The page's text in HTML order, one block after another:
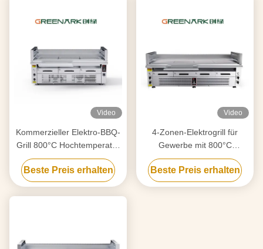
Video
Kommerzieller Elektro-BBQ-
Grill 800°C Hochtemperatur
3-Zonen-Kochen
Beste Preis erhalten
Video
4-Zonen-Elektrogrill für
Gewerbe mit 800°C
unabhängiger Steuerung
Beste Preis erhalten